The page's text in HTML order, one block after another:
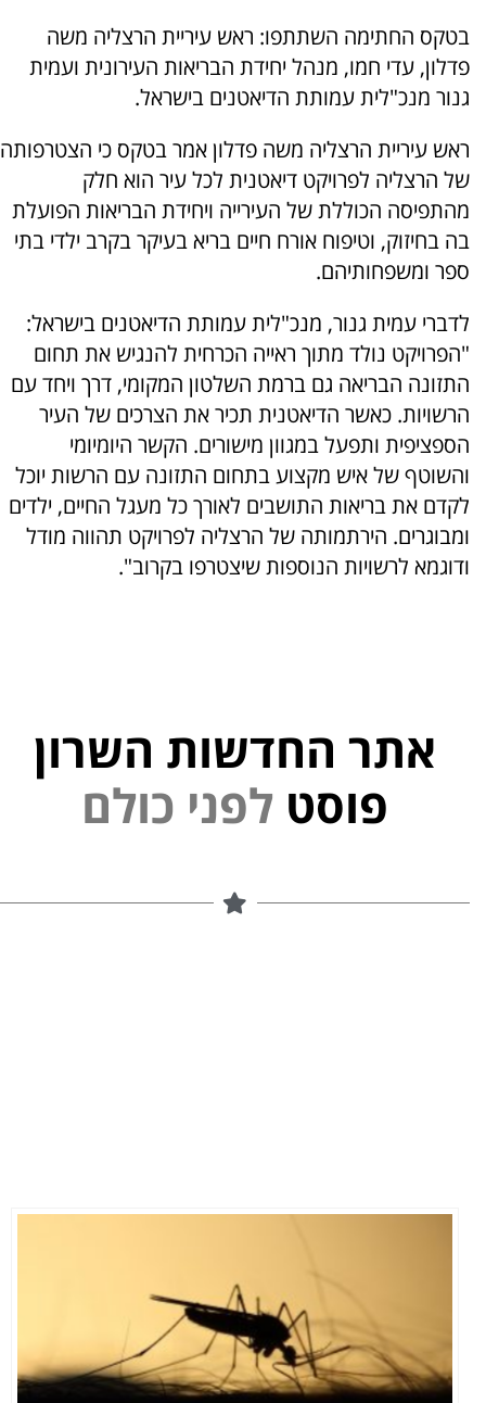
בטקס החתימה השתתפו: ראש עיריית הרצליה משה
פדלון, עדי חמו, מנהל יחידת הבריאות העירונית ועמית
גנור מנכ"לית עמותת הדיאטנים בישראל.
ראש עיריית הרצליה משה פדלון אמר בטקס כי הצטרפותה
של הרצליה לפרויקט דיאטנית לכל עיר הוא חלק
מהתפיסה הכוללת של העירייה ויחידת הבריאות הפועלת
בה בחיזוק, וטיפוח אורח חיים בריא בעיקר בקרב ילדי בתי
ספר ומשפחותיהם.
לדברי עמית גנור, מנכ"לית עמותת הדיאטנים בישראל:
"הפרויקט נולד מתוך ראייה הכרחית להנגיש את תחום
התזונה הבריאה גם ברמת השלטון המקומי, דרך ויחד עם
הרשויות. כאשר הדיאטנית תכיר את הצרכים של העיר
הספציפית ותפעל במגוון מישורים. הקשר היומיומי
והשוטף של איש מקצוע בתחום התזונה עם הרשות יוכל
לקדם את בריאות התושבים לאורך כל מעגל החיים, ילדים
ומבוגרים. הירתמותה של הרצליה לפרויקט תהווה מודל
ודוגמא לרשויות הנוספות שיצטרפו בקרוב".
אתר החדשות השרון
פוסט